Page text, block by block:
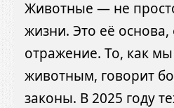
Животные — не
жизни. Это её основа,
отражение. То, как
животным, говорит
законы. В 2025 году